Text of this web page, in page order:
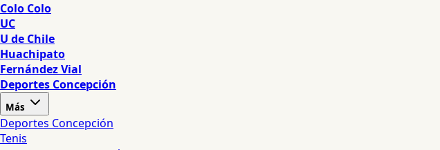
Colo Colo
UC
U de Chile
Huachipato
Fernández Vial
Deportes Concepción
Más
Deportes Concepción
Tenis